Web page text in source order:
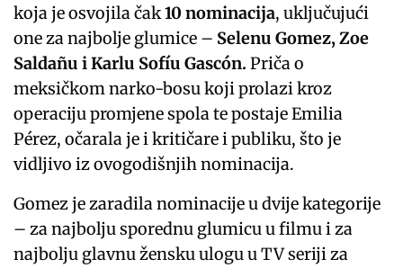
koja je osvojila čak10 nominacija, uključujući
one za najbolje glumice – Selenu Gomez, Zoe
Saldañu i Karlu Sofíu Gascón. Priča o
meksičkom narko-bosu koji prolazi kroz
operaciju promjene spola te postaje Emilia
Pérez, očarala je i kritičare i publiku, što je
vidljivo iz ovogodišnjih nominacija.
Gomez je zaradila nominacije u dvije kategorije
– za najbolju sporednu glumicu u filmu i za
najbolju glavnu žensku ulogu u TV seriji za